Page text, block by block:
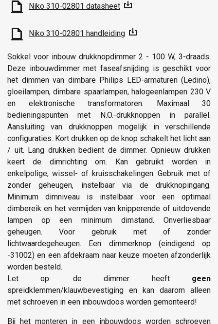
Niko 310-02801 datasheet
Niko 310-02801 handleiding
Sokkel voor inbouw drukknopdimmer 2 - 100 W, 3-draads.
Deze inbouwdimmer met faseafsnijding is geschikt voor
het dimmen van dimbare Philips LED-armaturen (Ledino),
gloeilampen, dimbare spaarlampen, halogeenlampen 230 V
en elektronische transformatoren. Maximaal 30
bedieningspunten met N.O.-drukknoppen in parallel.
Aansluiting van drukknoppen mogelijk in verschillende
configuraties. Kort drukken op de knop schakelt het licht aan
/ uit. Lang drukken bedient de dimmer. Opnieuw drukken
keert de dimrichting om. Kan gebruikt worden in
enkelpolige, wissel- of kruisschakelingen. Gebruik met of
zonder geheugen, instelbaar via de drukknopingang.
Minimum dimniveau is instelbaar voor een optimaal
dimbereik en het vermijden van knipperende of uitdovende
lampen op een minimum dimstand. Onverliesbaar
geheugen. Voor gebruik met of zonder
lichtwaardegeheugen. Een dimmerknop (eindigend op
-31002) en een afdekraam naar keuze moeten afzonderlijk
worden besteld.
Let op: de dimmer heeft geen
spreidklemmen/klauwbevestiging en kan daarom alleen
met schroeven in een inbouwdoos worden gemonteerd!
Bij het monteren in een inbouwdoos worden schroeven